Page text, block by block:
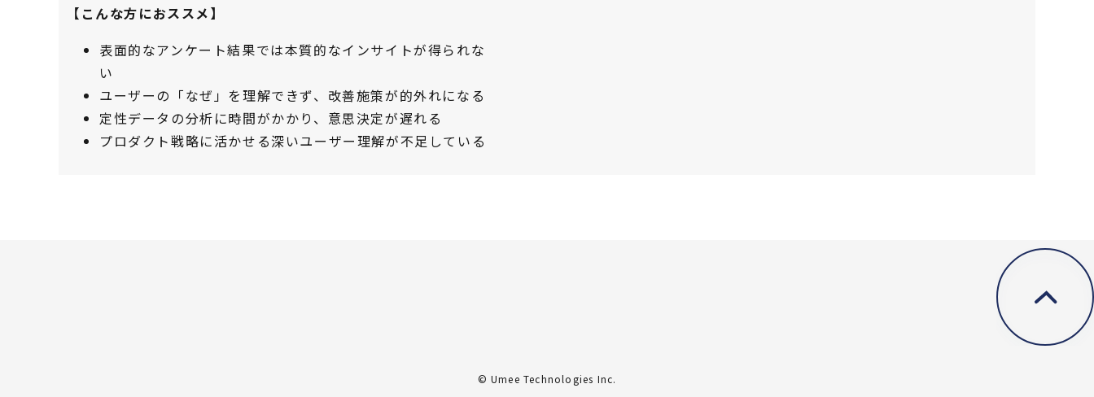
【こんな方におススメ】
表面的なアンケート結果では本質的なインサイトが得られな
い
ユーザーの「なぜ」を理解できず、改善施策が的外れになる
定性データの分析に時間がかかり、意思決定が遅れる
プロダクト戦略に活かせる深いユーザー理解が不足している
© Umee Technologies Inc.